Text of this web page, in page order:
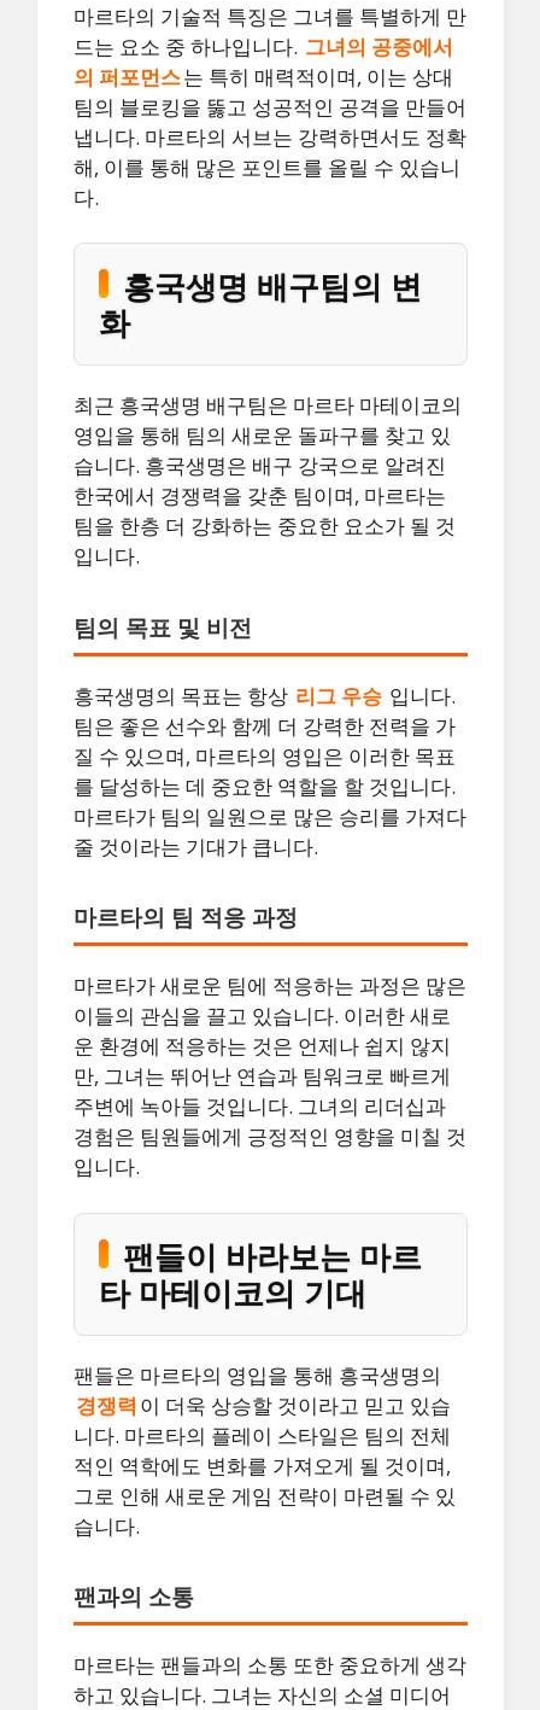
마르타의 기술적 특징은 그녀를 특별하게 만
드는 요소 중 하나입니다. 그녀의 공중에서
의 퍼포먼스는 특히 매력적이며, 이는 상대
팀의 블로킹을 뚫고 성공적인 공격을 만들어
냅니다. 마르타의 서브는 강력하면서도 정확
해, 이를 통해 많은 포인트를 올릴 수 있습니
다.
흥국생명 배구팀의 변
화
최근 흥국생명 배구팀은 마르타 마테이코의
영입을 통해 팀의 새로운 돌파구를 찾고 있
습니다. 흥국생명은 배구 강국으로 알려진
한국에서 경쟁력을 갖춘 팀이며, 마르타는
팀을 한층 더 강화하는 중요한 요소가 될 것
입니다.
팀의 목표 및 비전
흥국생명의 목표는 항상 리그 우승 입니다.
팀은 좋은 선수와 함께 더 강력한 전력을 가
질 수 있으며, 마르타의 영입은 이러한 목표
를 달성하는 데 중요한 역할을 할 것입니다.
마르타가 팀의 일원으로 많은 승리를 가져다
줄 것이라는 기대가 큽니다.
마르타의 팀 적응 과정
마르타가 새로운 팀에 적응하는 과정은 많은
이들의 관심을 끌고 있습니다. 이러한 새로
운 환경에 적응하는 것은 언제나 쉽지 않지
만, 그녀는 뛰어난 연습과 팀워크로 빠르게
주변에 녹아들 것입니다. 그녀의 리더십과
경험은 팀원들에게 긍정적인 영향을 미칠 것
입니다.
팬들이 바라보는 마르
타 마테이코의 기대
팬들은 마르타의 영입을 통해 흥국생명의
경쟁력 이 더욱 상승할 것이라고 믿고 있습
니다. 마르타의 플레이 스타일은 팀의 전체
적인 역학에도 변화를 가져오게 될 것이며,
그로 인해 새로운 게임 전략이 마련될 수 있
습니다.
팬과의 소통
마르타는 팬들과의 소통 또한 중요하게 생각
하고 있습니다. 그녀는 자신의 소셜 미디어